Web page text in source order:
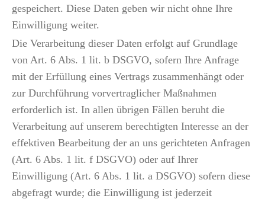
gespeichert. Diese Daten geben wir nicht ohne Ihre
Einwilligung weiter.
Die Verarbeitung dieser Daten erfolgt auf Grundlage
von Art. 6 Abs. 1 lit. b DSGVO, sofern Ihre Anfrage
mit der Erfüllung eines Vertrags zusammenhängt oder
zur Durchführung vorvertraglicher Maßnahmen
erforderlich ist. In allen übrigen Fällen beruht die
Verarbeitung auf unserem berechtigten Interesse an der
effektiven Bearbeitung der an uns gerichteten Anfragen
(Art. 6 Abs. 1 lit. f DSGVO) oder auf Ihrer
Einwilligung (Art. 6 Abs. 1 lit. a DSGVO) sofern diese
abgefragt wurde; die Einwilligung ist jederzeit